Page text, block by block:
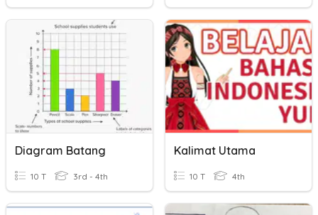
Diagram Batang
10 T 3rd - 4th
Kalimat Utama
10 T 4th